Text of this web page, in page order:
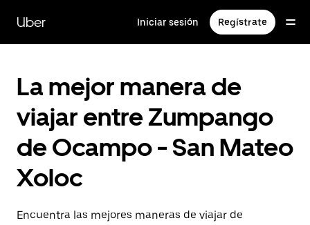
contenido
principal
Uber Iniciar sesión Regístrate
La mejor manera de
viajar entre Zumpango
de Ocampo - San Mateo
Xoloc
Encuentra las mejores maneras de viajar de